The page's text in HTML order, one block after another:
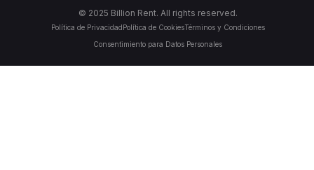
© 2025 Billion Rent. All rights reserved.
Política de PrivacidadPolítica de CookiesTérminos y Condiciones
Consentimiento para Datos Personales